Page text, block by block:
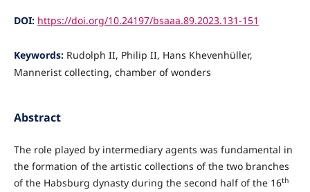
DOI: https://doi.org/10.24197/bsaaa.89.2023.131-151
Keywords: Rudolph II, Philip II, Hans Khevenhüller,
Mannerist collecting, chamber of wonders
Abstract
The role played by intermediary agents was fundamental in
the formation of the artistic collections of the two branches
of the Habsburg dynasty during the second half of the 16th